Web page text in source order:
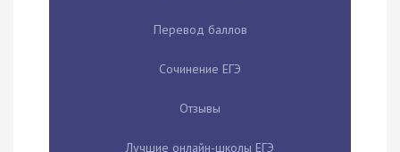
Перевод баллов
Сочинение ЕГЭ
Отзывы
Лучшие онлайн-школы ЕГЭ